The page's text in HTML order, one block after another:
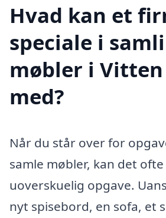
Hvad kan et
speciale i
møbler i
med?
Når du står over for
samle møbler, kan det
uoverskuelig opgave.
nyt spisebord, en sofa, et